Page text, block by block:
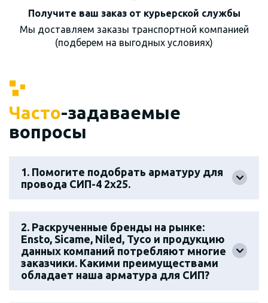
Получите ваш заказ от курьерской службы
Мы доставляем заказы транспортной компанией
(подберем на выгодных условиях)
Часто-задаваемые
вопросы
1. Помогите подобрать арматуру для
провода СИП-4 2х25.
2. Раскрученные бренды на рынке:
Ensto, Sicame, Niled, Tyco и продукцию
данных компаний потребляют многие
заказчики. Какими преимуществами
обладает наша арматура для СИП?